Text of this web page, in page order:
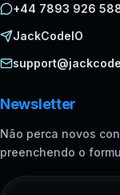
+44 7893 926
JackCodeIO
Newsletter
Não perca novos
preenchendo o